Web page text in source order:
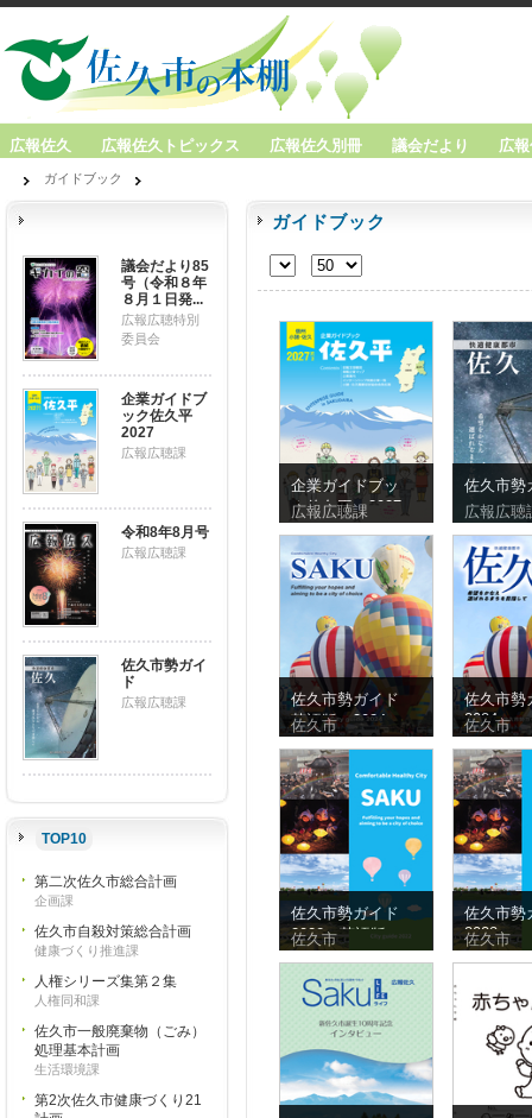
広報佐久 広報佐久トピックス 広報佐久別冊 議会だより 広
ガイドブック
議会だより85
号（令和８年
８月１日発...
広報広聴特別
委員会
企業ガイドブ
ック佐久平
2027
広報広聴課
令和8年8月号
広報広聴課
佐久市勢ガイ
ド
広報広聴課
TOP10
第二次佐久市総合計画
企画課
佐久市自殺対策総合計画
健康づくり推進課
人権シリーズ集第２集
人権同和課
佐久市一般廃棄物（ごみ）
処理基本計画
生活環境課
第2次佐久市健康づくり21
ガイドブック
企業ガイドブッ
ク佐久平 2027
広報広聴課
佐久市勢
広報広聴
佐久市勢ガイド
英語版（2024）
佐久市
佐久市勢
2024
佐久市
佐久市勢ガイド
2022（英語版）
佐久市
佐久市勢
2022
佐久市